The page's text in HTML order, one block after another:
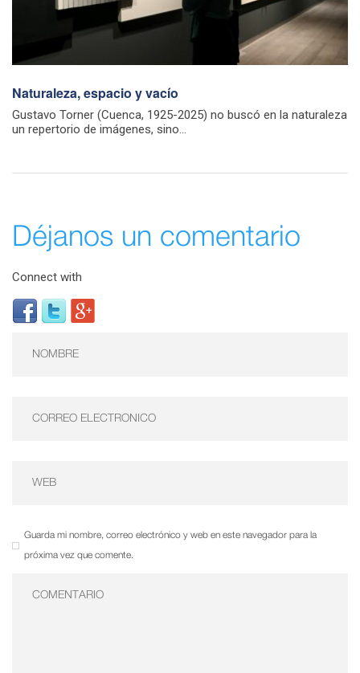
Naturaleza, espacio y vacío
Gustavo Torner (Cuenca, 1925-2025) no buscó en la naturaleza
un repertorio de imágenes, sino...
Déjanos un comentario
Connect with
Guarda mi nombre, correo electrónico y web en este navegador para la
próxima vez que comente.